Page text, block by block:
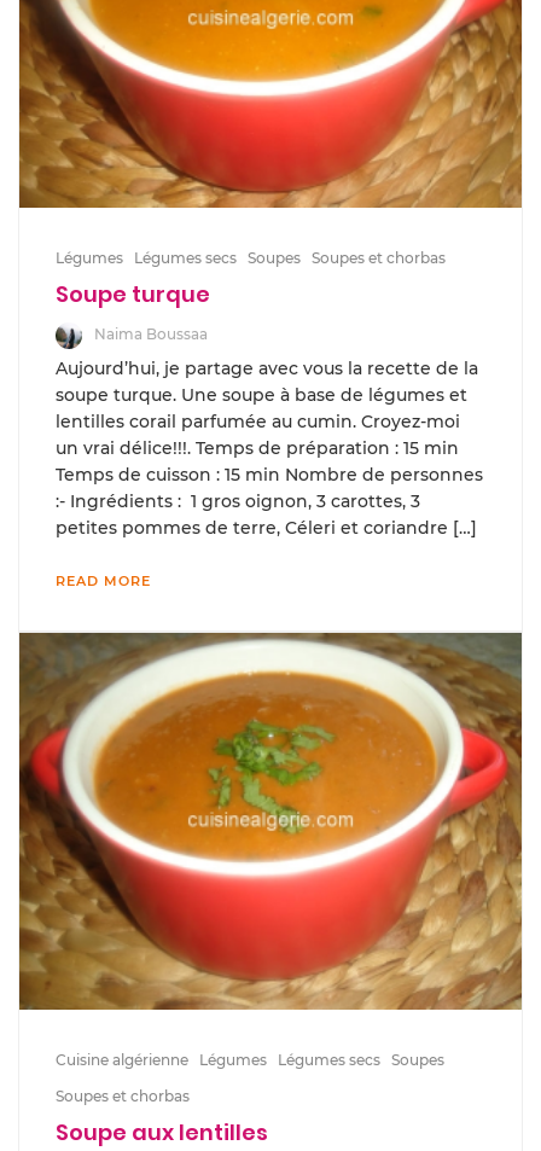
Légumes Légumes secs Soupes Soupes et chorbas
Soupe turque
Naima Boussaa
Aujourd’hui, je partage avec vous la recette de la
soupe turque. Une soupe à base de légumes et
lentilles corail parfumée au cumin. Croyez-moi
un vrai délice!!!. Temps de préparation : 15 min
Temps de cuisson : 15 min Nombre de personnes
:- Ingrédients : 1 gros oignon, 3 carottes, 3
petites pommes de terre, Céleri et coriandre […]
READ MORE
Cuisine algérienne Légumes Légumes secs Soupes
Soupes et chorbas
Soupe aux lentilles